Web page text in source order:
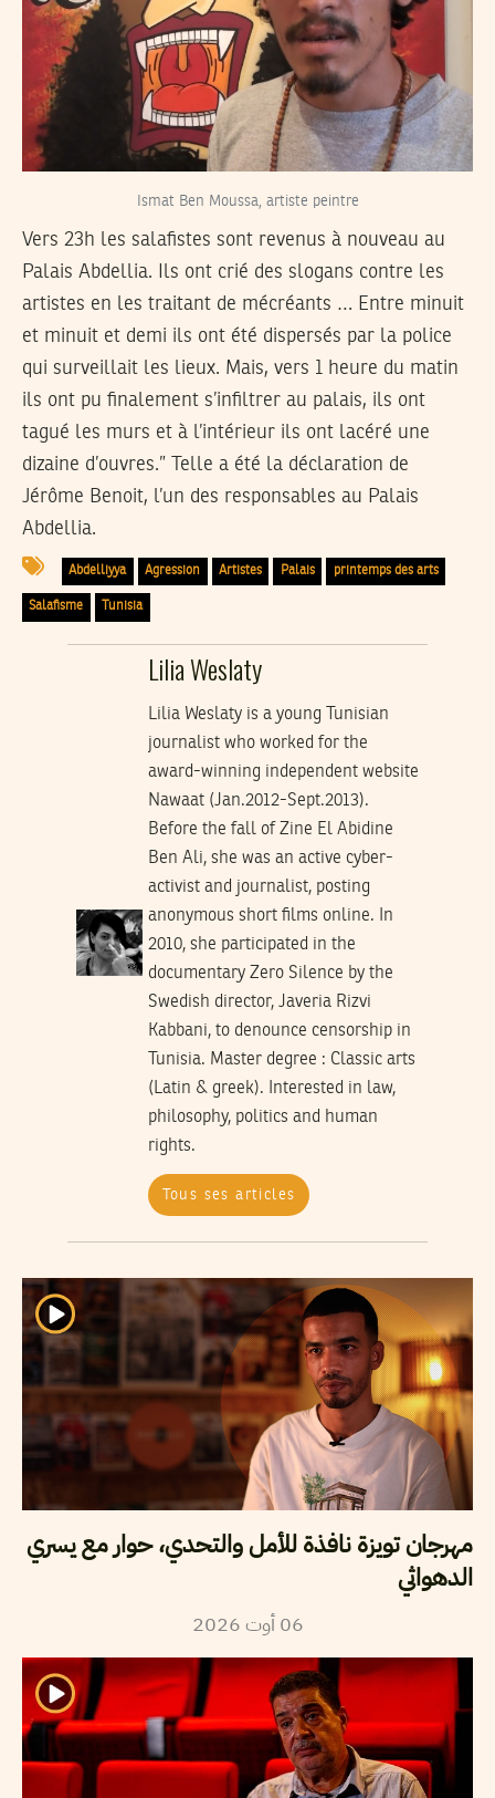
Ismat Ben Moussa, artiste peintre
Vers 23h les salafistes sont revenus à nouveau au
Palais Abdellia. Ils ont crié des slogans contre les
artistes en les traitant de mécréants … Entre minuit
et minuit et demi ils ont été dispersés par la police
qui surveillait les lieux. Mais, vers 1 heure du matin
ils ont pu finalement s’infiltrer au palais, ils ont
tagué les murs et à l’intérieur ils ont lacéré une
dizaine d’ouvres.” Telle a été la déclaration de
Jérôme Benoit, l’un des responsables au Palais
Abdellia.
Abdelliyya Agression Artistes Palais printemps des arts
Salafisme Tunisia
Lilia Weslaty
Lilia Weslaty is a young Tunisian
journalist who worked for the
award-winning independent website
Nawaat (Jan.2012-Sept.2013).
Before the fall of Zine El Abidine
Ben Ali, she was an active cyber-
activist and journalist, posting
anonymous short films online. In
2010, she participated in the
documentary Zero Silence by the
Swedish director, Javeria Rizvi
Kabbani, to denounce censorship in
Tunisia. Master degree : Classic arts
(Latin & greek). Interested in law,
philosophy, politics and human
rights.
Tous ses articles
مهرجان تويزة نافذة للأمل والتحدي، حوار مع يسري
الدهواثي
06 أوت2026